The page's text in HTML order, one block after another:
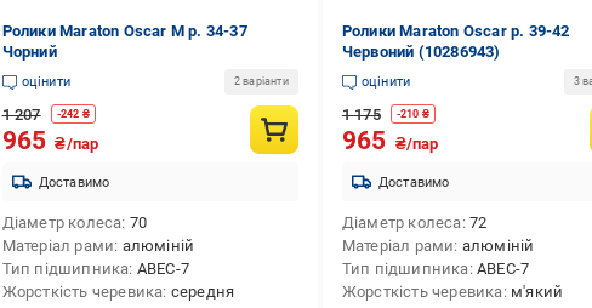
Ролики Maraton Oscar М р. 34-37
Чорний
оцінити 2 варіанти
1 207 -242 ₴
965 ₴/пар
Доставимо
Діаметр колеса 70
Матеріал рами алюміній
Тип підшипника ABEC-7
Жорсткість черевика середня
Ролики Maraton Oscar р. 39-42
Червоний (10286943)
оцінити 3
1 175 -210 ₴
965 ₴/пар
Доставимо
Діаметр колеса 72
Матеріал рами алюміній
Тип підшипника ABEC-7
Жорсткість черевика м'який